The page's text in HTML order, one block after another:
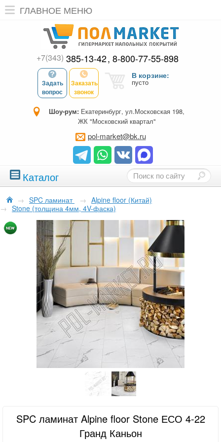
ГЛАВНОЕ МЕНЮ
+7(343) 385-13-42 8-800-77-55-898
Задать
вопрос
Заказать
звонок
В корзине:
пусто
Шоу-рум: Екатеринбург, ул.Московская 198,
ЖК "Московский квартал"
pol-market@bk.ru
Каталог
→ SPC ламинат → Alpine floor (Китай)
→ Stone (толщина 4мм, 4V-фаска)
SPC ламинат Alpine floor Stone ЕСО 4-22
Гранд Каньон